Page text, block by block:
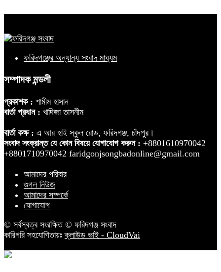
ফরিদগঞ্জের অন্যান্য সংবাদ মাধ্যম
সম্পাদক মন্ডলী
প্রকাশক : শামীম হাসান
বার্তা প্রধান : খাদিজা তাসনীম
বার্তা কক্ষ : এ আর হাই স্কুল রোড, ফরিদগঞ্জ, চাঁদপুর।
সংবাদ সংক্রান্ত যে কোন বিষয়ে যোগাযোগ করুন : +8801610970042
+8801710970042 faridgonjsongbadonline@gmail.com
আমাদের পরিবার
গুগল নিউজ
আমাদের সম্পর্কে
যোগাযোগ
© সর্বস্বত্ব সংরক্ষিত © ফরিদগঞ্জ সংবাদ
কারিগরি সহযোগিতায়ঃক্লাউড ভাই - CloudVai